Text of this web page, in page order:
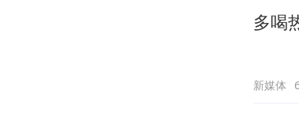
多喝
新媒体